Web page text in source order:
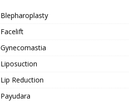
Reduction